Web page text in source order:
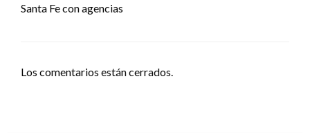
Santa Fe con agencias
Los comentarios están cerrados.